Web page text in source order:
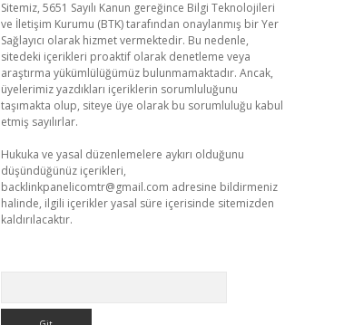
Sitemiz, 5651 Sayılı Kanun gereğince Bilgi Teknolojileri
ve İletişim Kurumu (BTK) tarafından onaylanmış bir Yer
Sağlayıcı olarak hizmet vermektedir. Bu nedenle,
sitedeki içerikleri proaktif olarak denetleme veya
araştırma yükümlülüğümüz bulunmamaktadır. Ancak,
üyelerimiz yazdıkları içeriklerin sorumluluğunu
taşımakta olup, siteye üye olarak bu sorumluluğu kabul
etmiş sayılırlar.
Hukuka ve yasal düzenlemelere aykırı olduğunu
düşündüğünüz içerikleri,
backlinkpanelicomtr@gmail.com adresine bildirmeniz
halinde, ilgili içerikler yasal süre içerisinde sitemizden
kaldırılacaktır.